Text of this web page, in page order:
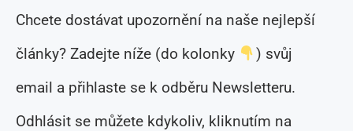
Chcete dostávat upozornění na naše nejlepší
články? Zadejte níže (do kolonky
) svůj
email a přihlaste se k odběru Newsletteru.
Odhlásit se můžete kdykoliv, kliknutím na